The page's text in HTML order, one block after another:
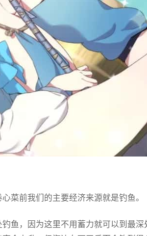
菜前我们的主要经济来源就是钓鱼。
鱼，因为这里不用蓄力就可以到最深